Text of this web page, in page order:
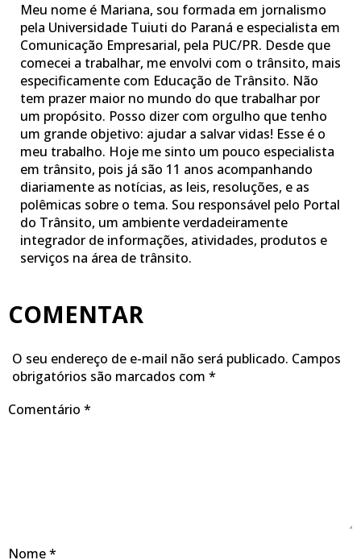
Meu nome é Mariana, sou formada em jornalismo
pela Universidade Tuiuti do Paraná e especialista em
Comunicação Empresarial, pela PUC/PR. Desde que
comecei a trabalhar, me envolvi com o trânsito, mais
especificamente com Educação de Trânsito. Não
tem prazer maior no mundo do que trabalhar por
um propósito. Posso dizer com orgulho que tenho
um grande objetivo: ajudar a salvar vidas! Esse é o
meu trabalho. Hoje me sinto um pouco especialista
em trânsito, pois já são 11 anos acompanhando
diariamente as notícias, as leis, resoluções, e as
polêmicas sobre o tema. Sou responsável pelo Portal
do Trânsito, um ambiente verdadeiramente
integrador de informações, atividades, produtos e
serviços na área de trânsito.
COMENTAR
O seu endereço de e-mail não será publicado. Campos
obrigatórios são marcados com *
Comentário *
Nome*